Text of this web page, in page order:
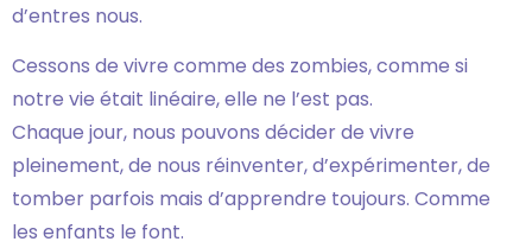
d’entres nous.
Cessons de vivre comme des zombies, comme si
notre vie était linéaire, elle ne l’est pas.
Chaque jour, nous pouvons décider de vivre
pleinement, de nous réinventer, d’expérimenter, de
tomber parfois mais d’apprendre toujours. Comme
les enfants le font.